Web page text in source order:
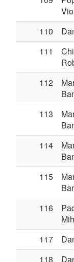
110
111
112
113
114
115
116
117
118